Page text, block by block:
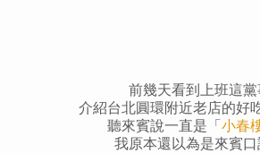
前幾天看到上班這黨
介紹台北圓環附近老店的好
聽來賓說一直是「 小春
我原本還以為是來賓口